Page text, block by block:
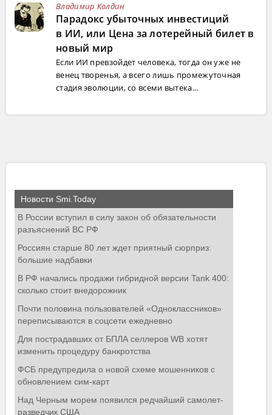
Владимир Колдин
Парадокс убыточных инвестиций
в ИИ, или Цена за лотерейный билет в
новый мир
Если ИИ превзойдет человека, тогда он уже не
венец творенья, а всего лишь промежуточная
стадия эволюции, со всеми вытека...